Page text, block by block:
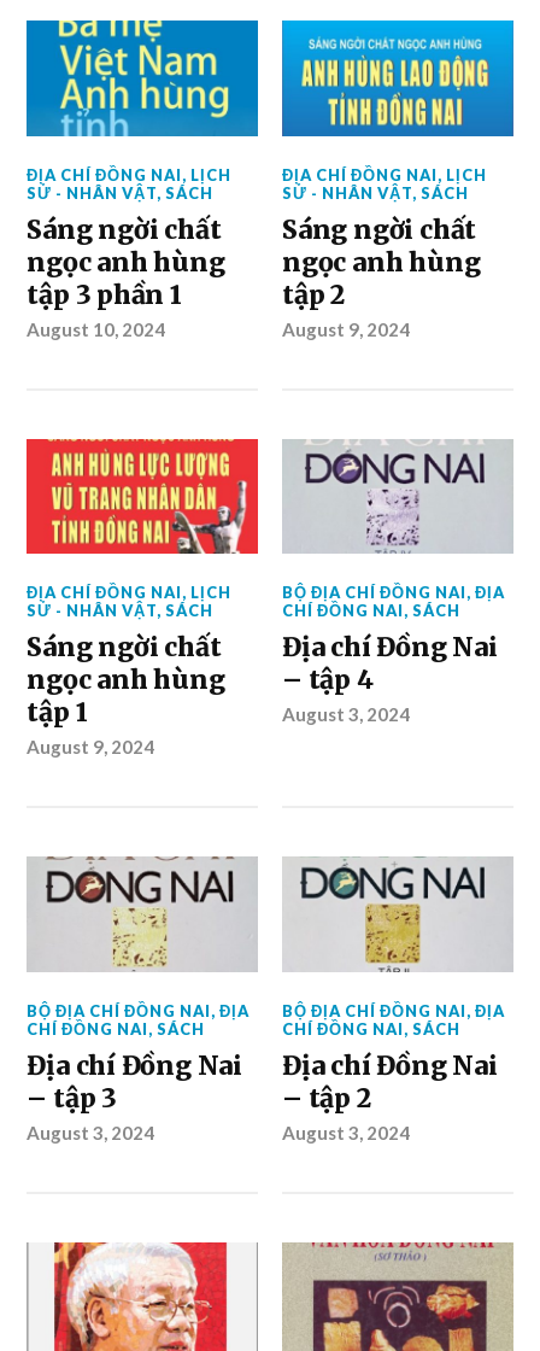
ĐỊA CHÍ ĐỒNG NAI, LỊCH
SỬ - NHÂN VẬT,SÁCH
Sáng ngời chất
ngọc anh hùng
tập 3 phần 1
August 10, 2024
ĐỊA CHÍ ĐỒNG NAI, LỊCH
SỬ - NHÂN VẬT,SÁCH
Sáng ngời chất
ngọc anh hùng
tập 2
August 9, 2024
ĐỊA CHÍ ĐỒNG NAI, LỊCH
SỬ - NHÂN VẬT,SÁCH
Sáng ngời chất
ngọc anh hùng
tập 1
August 9, 2024
BỘ ĐỊA CHÍ ĐỒNG NAI,ĐỊA
CHÍ ĐỒNG NAI,SÁCH
Địa chí Đồng Nai
– tập 4
August 3, 2024
BỘ ĐỊA CHÍ ĐỒNG NAI,ĐỊA
CHÍ ĐỒNG NAI,SÁCH
Địa chí Đồng Nai
– tập 3
August 3, 2024
BỘ ĐỊA CHÍ ĐỒNG NAI,ĐỊA
CHÍ ĐỒNG NAI,SÁCH
Địa chí Đồng Nai
– tập 2
August 3, 2024